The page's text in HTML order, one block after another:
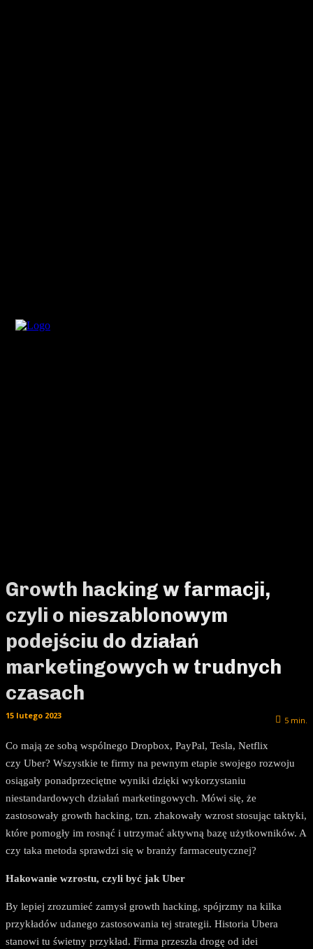
Growth hacking w farmacji,
czyli o nieszablonowym
podejściu do działań
marketingowych w trudnych
czasach
5 min.
15 lutego 2023
Co mają ze sobą wspólnego Dropbox, PayPal, Tesla, Netflix
czy Uber? Wszystkie te firmy na pewnym etapie swojego rozwoju
osiągały ponadprzeciętne wyniki dzięki wykorzystaniu
niestandardowych działań marketingowych. Mówi się, że
zastosowały growth hacking, tzn. zhakowały wzrost stosując taktyki,
które pomogły im rosnąć i utrzymać aktywną bazę użytkowników. A
czy taka metoda sprawdzi się w branży farmaceutycznej?
Hakowanie wzrostu, czyli być jak Uber
By lepiej zrozumieć zamysł growth hacking, spójrzmy na kilka
przykładów udanego zastosowania tej strategii. Historia Ubera
stanowi tu świetny przykład. Firma przeszła drogę od idei